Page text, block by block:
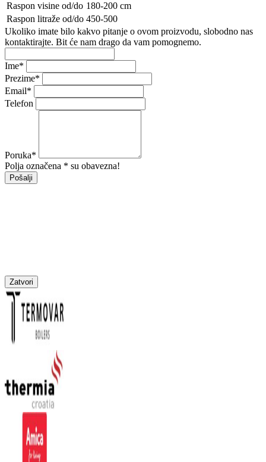
Raspon visine od/do 180-200 cm
Raspon litraže od/do 450-500
Ukoliko imate bilo kakvo pitanje o ovom proizvodu, slobodno nas
kontaktirajte. Bit će nam drago da vam pomognemo.
Ime*
Prezime*
Email*
Telefon
Poruka*
Polja označena * su obavezna!
Pošalji
Zatvori